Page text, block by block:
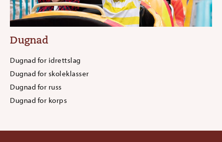
Dugnad
Dugnad for idrettslag
Dugnad for skoleklasser
Dugnad for russ
Dugnad for korps